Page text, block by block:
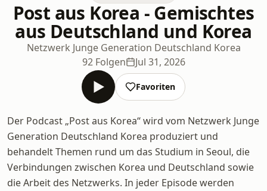
Post aus Korea - Gemischtes
aus Deutschland und Korea
Netzwerk Junge Generation Deutschland Korea
92 Folgen
Jul 31, 2026
Favoriten
Der Podcast „Post aus Korea“ wird vom Netzwerk Junge
Generation Deutschland Korea produziert und
behandelt Themen rund um das Studium in Seoul, die
Verbindungen zwischen Korea und Deutschland sowie
die Arbeit des Netzwerks. In jeder Episode werden